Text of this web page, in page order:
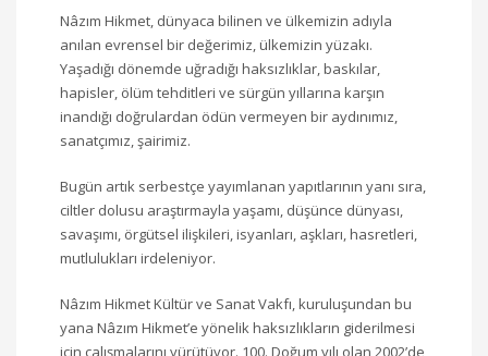
Nâzım Hikmet, dünyaca bilinen ve ülkemizin adıyla
anılan evrensel bir değerimiz, ülkemizin yüzakı.
Yaşadığı dönemde uğradığı haksızlıklar, baskılar,
hapisler, ölüm tehditleri ve sürgün yıllarına karşın
inandığı doğrulardan ödün vermeyen bir aydınımız,
sanatçımız, şairimiz.
Bugün artık serbestçe yayımlanan yapıtlarının yanı sıra,
ciltler dolusu araştırmayla yaşamı, düşünce dünyası,
savaşımı, örgütsel ilişkileri, isyanları, aşkları, hasretleri,
mutlulukları irdeleniyor.
Nâzım Hikmet Kültür ve Sanat Vakfı, kuruluşundan bu
yana Nâzım Hikmet’e yönelik haksızlıkların giderilmesi
için çalışmalarını yürütüyor. 100. Doğum yılı olan 2002’de,